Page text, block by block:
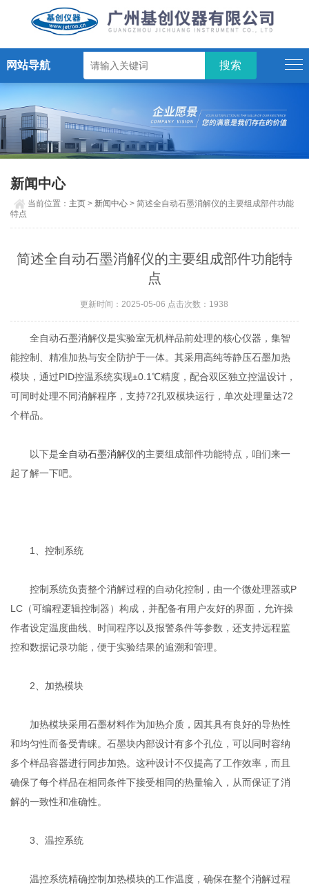
网站导航
新闻中心
当前位置： 主页 > 新闻中心 > 简述全自动石墨消解仪的主要组成部件功能
特点
简述全自动石墨消解仪的主要组成部件功能特
点
更新时间：2025-05-06 点击次数：1938
全自动石墨消解仪是实验室无机样品前处理的核心仪器，集智
能控制、精准加热与安全防护于一体。其采用高纯等静压石墨加热
模块，通过PID控温系统实现±0.1℃精度，配合双区独立控温设计，
可同时处理不同消解程序，支持72孔双模块运行，单次处理量达72
个样品。
以下是全自动石墨消解仪的主要组成部件功能特点，咱们来一
起了解一下吧。
1、控制系统
控制系统负责整个消解过程的自动化控制，由一个微处理器或P
LC（可编程逻辑控制器）构成，并配备有用户友好的界面，允许操
作者设定温度曲线、时间程序以及报警条件等参数，还支持远程监
控和数据记录功能，便于实验结果的追溯和管理。
2、加热模块
加热模块采用石墨材料作为加热介质，因其具有良好的导热性
和均匀性而备受青睐。石墨块内部设计有多个孔位，可以同时容纳
多个样品容器进行同步加热。这种设计不仅提高了工作效率，而且
确保了每个样品在相同条件下接受相同的热量输入，从而保证了消
解的一致性和准确性。
3、温控系统
温控系统精确控制加热模块的工作温度，确保在整个消解过程